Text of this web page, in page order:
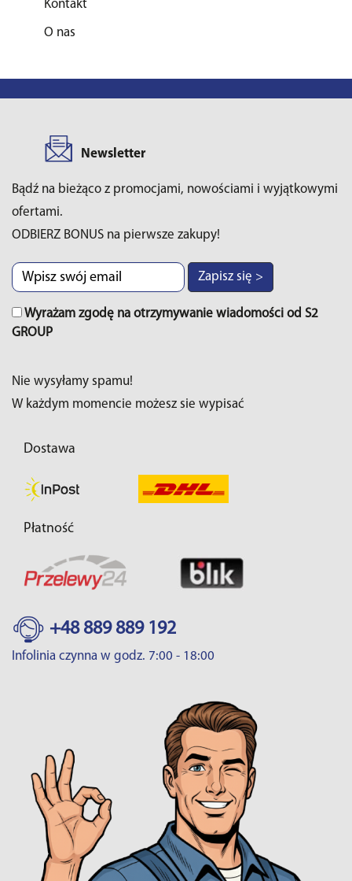
Kontakt
O nas
Newsletter
Bądź na bieżąco z promocjami, nowościami i wyjątkowymi
ofertami.
ODBIERZ BONUS na pierwsze zakupy!
Zapisz się >
Wyrażam zgodę na otrzymywanie wiadomości od S2
GROUP
Nie wysyłamy spamu!
W każdym momencie możesz sie wypisać
Dostawa
Płatność
+48 889 889 192
Infolinia czynna w godz. 7:00 - 18:00